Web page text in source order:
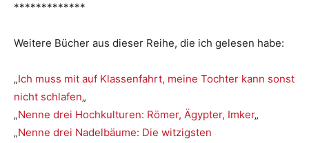
*************
Weitere Bücher aus dieser Reihe, die ich gelesen habe:
„Ich muss mit auf Klassenfahrt, meine Tochter kann sonst
nicht schlafen„
„Nenne drei Hochkulturen: Römer, Ägypter, Imker„
„Nenne drei Nadelbäume: Die witzigsten